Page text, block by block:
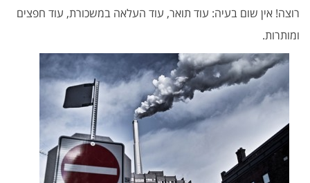
רוצה! אין שום בעיה: עוד תואר, עוד העלאה במשכורת, עוד חפצים
ומותרות.